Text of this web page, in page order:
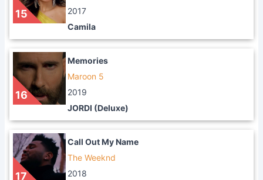
15
2017
Camila
16
Memories
Maroon 5
2019
JORDI (Deluxe)
17
Call Out My Name
The Weeknd
2018